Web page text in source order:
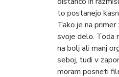
to postanejo
Tako je na
svoje delo. Toda
na bolj ali manj
seboj, tudi v
moram posneti